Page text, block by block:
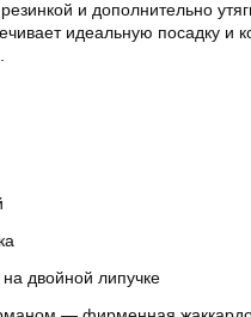
и дополнительно
идеальную посадку и
двойной липучке